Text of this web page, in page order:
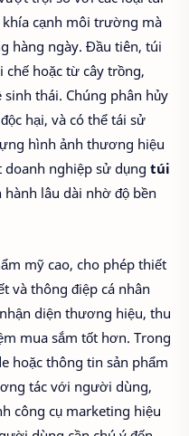
cạnh môi trường mà
hàng ngày. Đầu tiên, túi
hoặc từ cây trồng,
thái. Chúng phân hủy
hại, và có thể tái sử
hình ảnh thương hiệu
doanh nghiệp sử dụng túi
lâu dài nhờ độ bền
mỹ cao, cho phép thiết
và thông điệp cá nhân
diện thương hiệu, thu
mua sắm tốt hơn. Trong
hoặc thông tin sản phẩm
tác với người dùng,
công cụ marketing hiệu